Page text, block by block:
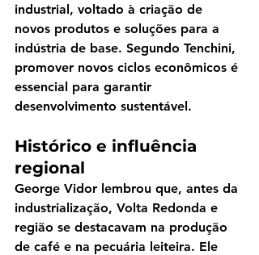
industrial, voltado à criação de
novos produtos e soluções para a
indústria de base. Segundo Tenchini,
promover novos ciclos econômicos é
essencial para garantir
desenvolvimento sustentável.
Histórico e influência
regional
George Vidor lembrou que, antes da
industrialização, Volta Redonda e
região se destacavam na produção
de café e na pecuária leiteira. Ele